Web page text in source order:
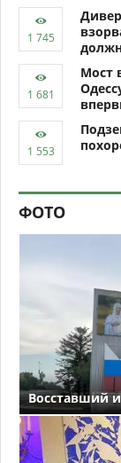
Мост
ФОТО
Восставший